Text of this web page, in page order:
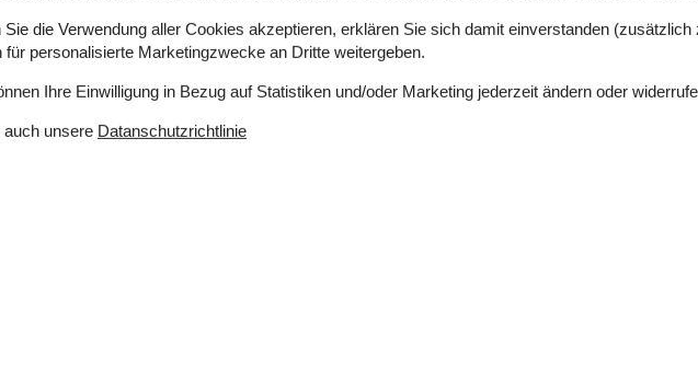
Dusche
Sie die Verwendung aller Cookies akzeptieren, erklären Sie sich damit einverstanden
für personalisierte Marketingzwecke an Dritte weitergeben.
Ihre Einwilligung in Bezug auf Statistiken und/oder Marketing jederzeit ändern oder
auch unsere Datanschutzrichtlinie